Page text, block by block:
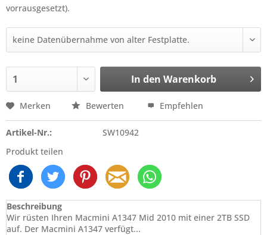
vorrausgesetzt).
In den Warenkorb
Merken Bewerten Empfehlen
Artikel-Nr.:
SW10942
Produkt teilen
Beschreibung
Wir rüsten Ihren Macmini A1347 Mid 2010 mit einer 2TB SSD
auf. Der Macmini A1347 verfügt...